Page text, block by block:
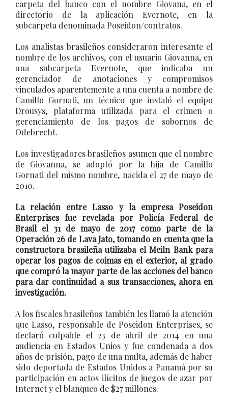
carpeta del banco con el nombre Giovana, en el
directorio de la aplicación Evernote, en la
subcarpeta denominada Poseidon/contratos.
Los analistas brasileños consideraron interesante el
nombre de los archivos, con el usuario Giovanna, en
una subcarpeta Evernote, que indicaba un
gerenciador de anotaciones y compromisos
vinculados aparentemente a una cuenta a nombre de
Camillo Gornati, un técnico que instaló el equipo
Drousys, plataforma utilizada para el crimen o
gerenciamiento de los pagos de sobornos de
Odebrecht.
Los investigadores brasileños asumen que el nombre
de Giovanna, se adoptó por la hija de Camillo
Gornati del mismo nombre, nacida el 27 de mayo de
2010.
La relación entre Lasso y la empresa Poseidon
Enterprises fue revelada por Policía Federal de
Brasil el 31 de mayo de 2017 como parte de la
Operación 26 de Lava Jato, tomando en cuenta que la
constructora brasileña utilizaba el Meiln Bank para
operar los pagos de coimas en el exterior, al grado
que compró la mayor parte de las acciones del banco
para dar continuidad a sus transacciones, ahora en
investigación.
A los fiscales brasileños también les llamó la atención
que Lasso, responsable de Poseidon Enterprises, se
declaró culpable el 23 de abril de 2014 en una
audiencia en Estados Unios y fue condenada a dos
años de prisión, pago de una multa, además de haber
sido deportada de Estados Unidos a Panamá por su
participación en actos ilícitos de juegos de azar por
Internet y el blanqueo de $27 millones.